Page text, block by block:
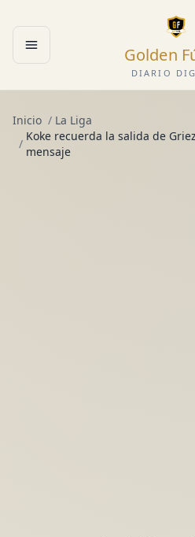
Abrir menú Golden
DIARIO
Inicio / La Liga
/
Koke recuerda la salida de
mensaje